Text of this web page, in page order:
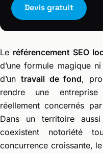
Le référencement SEO
d’une formule magique
d’un travail de fond,
rendre une entreprise
réellement concernés
Dans un territoire
coexistent notoriété
concurrence croissante, le
Devis gratuit